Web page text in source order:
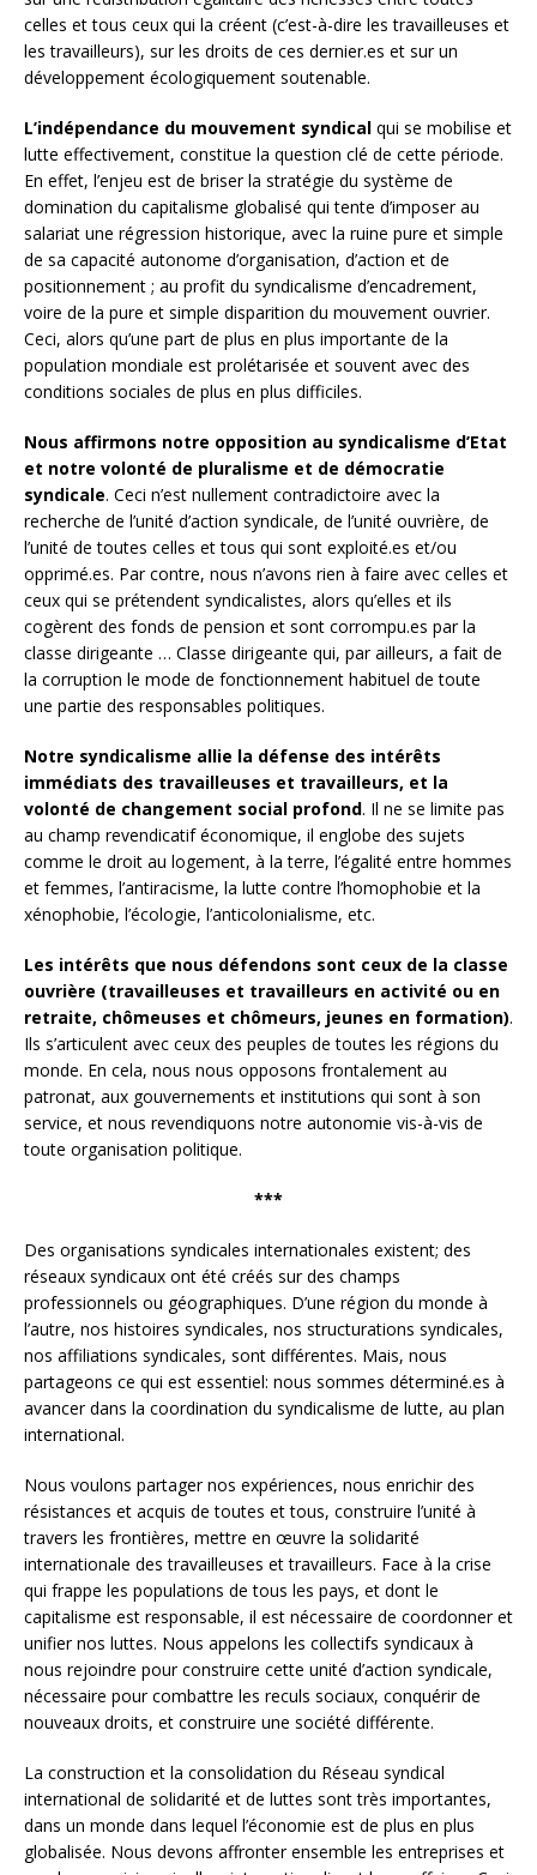
celles et tous ceux qui la créent (c’est-à-dire les travailleuses et
les travailleurs), sur les droits de ces dernier.es et sur un
développement écologiquement soutenable.
L’indépendance du mouvement syndical qui se mobilise et
lutte effectivement, constitue la question clé de cette période.
En effet, l’enjeu est de briser la stratégie du système de
domination du capitalisme globalisé qui tente d’imposer au
salariat une régression historique, avec la ruine pure et simple
de sa capacité autonome d’organisation, d’action et de
positionnement ; au profit du syndicalisme d’encadrement,
voire de la pure et simple disparition du mouvement ouvrier.
Ceci, alors qu’une part de plus en plus importante de la
population mondiale est prolétarisée et souvent avec des
conditions sociales de plus en plus difficiles.
Nous affirmons notre opposition au syndicalisme d’Etat
et notre volonté de pluralisme et de démocratie
syndicale. Ceci n’est nullement contradictoire avec la
recherche de l’unité d’action syndicale, de l’unité ouvrière, de
l’unité de toutes celles et tous qui sont exploité.es et/ou
opprimé.es. Par contre, nous n’avons rien à faire avec celles et
ceux qui se prétendent syndicalistes, alors qu’elles et ils
cogèrent des fonds de pension et sont corrompu.es par la
classe dirigeante … Classe dirigeante qui, par ailleurs, a fait de
la corruption le mode de fonctionnement habituel de toute
une partie des responsables politiques.
Notre syndicalisme allie la défense des intérêts
immédiats des travailleuses et travailleurs, et la
volonté de changement social profond. Il ne se limite pas
au champ revendicatif économique, il englobe des sujets
comme le droit au logement, à la terre, l’égalité entre hommes
et femmes, l’antiracisme, la lutte contre l’homophobie et la
xénophobie, l’écologie, l’anticolonialisme, etc.
Les intérêts que nous défendons sont ceux de la classe
ouvrière (travailleuses et travailleurs en activité ou en
retraite, chômeuses et chômeurs, jeunes en formation).
Ils s’articulent avec ceux des peuples de toutes les régions du
monde. En cela, nous nous opposons frontalement au
patronat, aux gouvernements et institutions qui sont à son
service, et nous revendiquons notre autonomie vis-à-vis de
toute organisation politique.
***
Des organisations syndicales internationales existent; des
réseaux syndicaux ont été créés sur des champs
professionnels ou géographiques. D’une région du monde à
l’autre, nos histoires syndicales, nos structurations syndicales,
nos affiliations syndicales, sont différentes. Mais, nous
partageons ce qui est essentiel: nous sommes déterminé.es à
avancer dans la coordination du syndicalisme de lutte, au plan
international.
Nous voulons partager nos expériences, nous enrichir des
résistances et acquis de toutes et tous, construire l’unité à
travers les frontières, mettre en œuvre la solidarité
internationale des travailleuses et travailleurs. Face à la crise
qui frappe les populations de tous les pays, et dont le
capitalisme est responsable, il est nécessaire de coordonner et
unifier nos luttes. Nous appelons les collectifs syndicaux à
nous rejoindre pour construire cette unité d’action syndicale,
nécessaire pour combattre les reculs sociaux, conquérir de
nouveaux droits, et construire une société différente.
La construction et la consolidation du Réseau syndical
international de solidarité et de luttes sont très importantes,
dans un monde dans lequel l’économie est de plus en plus
globalisée. Nous devons affronter ensemble les entreprises et